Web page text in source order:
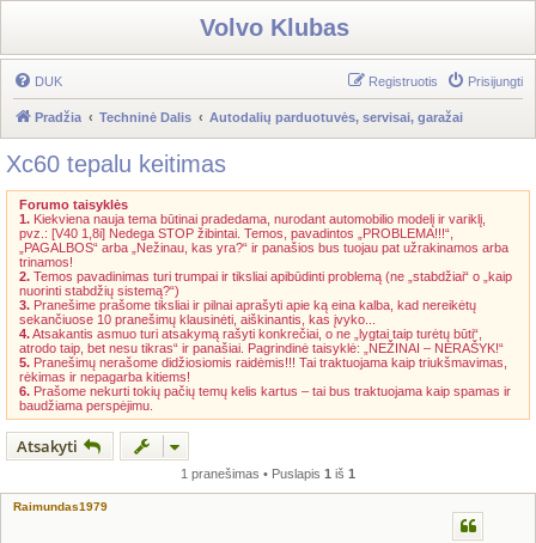
Volvo Klubas
DUK Prisijungti
Registruotis
Pradžia Techninė Dalis Autodalių parduotuvės, servisai, garažai
Xc60 tepalu keitimas
Forumo taisyklės
1. Kiekviena nauja tema būtinai pradedama, nurodant automobilio modelį ir variklį,
pvz.: [V40 1,8i] Nedega STOP žibintai. Temos, pavadintos „PROBLEMA!!!“,
„PAGALBOS“ arba „Nežinau, kas yra?“ ir panašios bus tuojau pat užrakinamos arba
trinamos!
2. Temos pavadinimas turi trumpai ir tiksliai apibūdinti problemą (ne „stabdžiai“ o „kaip
nuorinti stabdžių sistemą?“)
3. Pranešime prašome tiksliai ir pilnai aprašyti apie ką eina kalba, kad nereikėtų
sekančiuose 10 pranešimų klausinėti, aiškinantis, kas įvyko...
4.Atsakantis asmuo turi atsakymą rašyti konkrečiai, o ne „lygtai taip turėtų būti“,
atrodo taip, bet nesu tikras“ ir panašiai. Pagrindinė taisyklė: „NEŽINAI – NERAŠYK!“
5. Pranešimų nerašome didžiosiomis raidėmis!!! Tai traktuojama kaip triukšmavimas,
rėkimas ir nepagarba kitiems!
6. Prašome nekurti tokių pačių temų kelis kartus – tai bus traktuojama kaip spamas ir
baudžiama perspėjimu.
Atsakyti
1 pranešimas • Puslapis 1 iš 1
Raimundas1979